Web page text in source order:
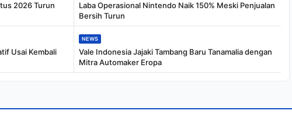
2026 Turun
Laba Operasional Nintendo Naik 150% Meski Penjualan
Bersih Turun
Usai Kembali
NEWS
Vale Indonesia Jajaki Tambang Baru Tanamalia dengan
Mitra Automaker Eropa